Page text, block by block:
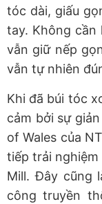
tóc dài, giấu
tay. Không cần
vẫn giữ nếp
vẫn tự nhiên
Khi đã búi tóc
cảm bởi sự
of Wales của
tiếp trải
Mill. Đây cũng
công truyền